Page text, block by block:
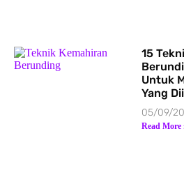
15
Untuk
Yang
05/09/
Read More